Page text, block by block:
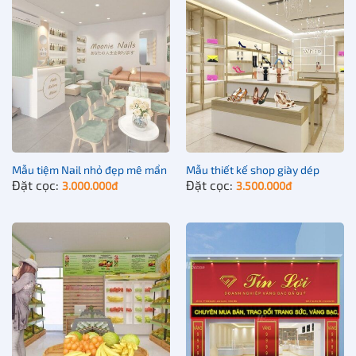
Cửa hàng bán đồ sơ sinh cũng có thể được thiết kế theo
nhiều phong cách khác nhau:
Cửa hàng phong cách Hàn Quốc
Cửa hàng phong cách hiện đại
Mẫu tiệm Nail nhỏ đẹp mê mẩn
Đặt cọc: 3.000.000đ
Mẫu thiết kế shop giày dép
Đặt cọc: 3.500.000đ